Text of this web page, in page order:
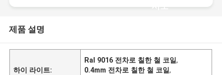
시오
제품 설명
하이 라이트:
Ral 9016 전차로 칠한 철 코일,
0.4mm 전차로 칠한 철 코일,